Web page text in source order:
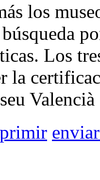
los
Los
la